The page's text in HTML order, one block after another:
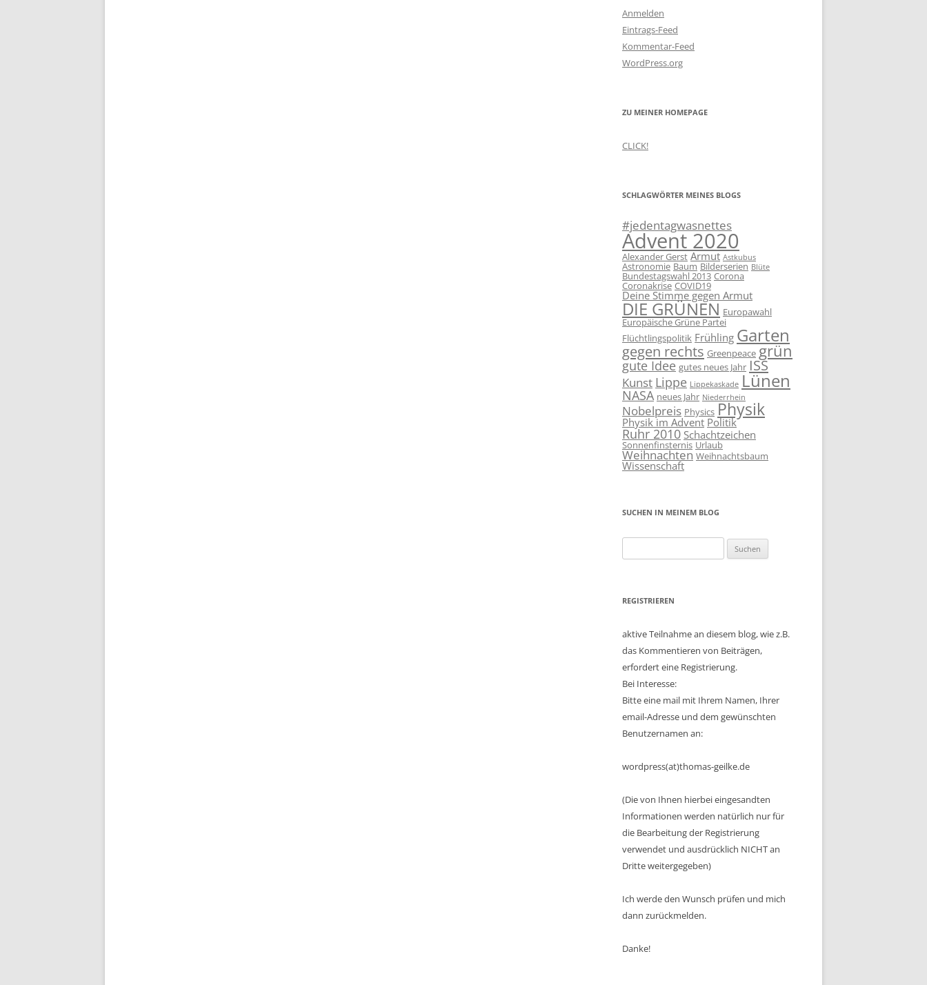
Anmelden
Eintrags-Feed
Kommentar-Feed
WordPress.org
ZU MEINER HOMEPAGE
CLICK!
SCHLAGWÖRTER MEINES BLOGS
#jedentagwasnettes
Advent 2020
Alexander Gerst Armut Astkubus
Astronomie Baum Bilderserien Blüte
Bundestagswahl 2013 Corona
Coronakrise COVID19
Deine Stimme gegen Armut
DIE GRÜNEN Europawahl
Europäische Grüne Partei
Flüchtlingspolitik Frühling Garten
gegen rechts Greenpeace grün
gute Idee gutes neues Jahr ISS
Kunst Lippe Lippekaskade Lünen
NASA neues Jahr Niederrhein
Nobelpreis Physics Physik
Physik im Advent Politik
Ruhr 2010 Schachtzeichen
Sonnenfinsternis Urlaub
Weihnachten Weihnachtsbaum
Wissenschaft
SUCHEN IN MEINEM BLOG
nach:
REGISTRIEREN
aktive Teilnahme an diesem blog, wie z.B.
das Kommentieren von Beiträgen,
erfordert eine Registrierung.
Bei Interesse:
Bitte eine mail mit Ihrem Namen, Ihrer
email-Adresse und dem gewünschten
Benutzernamen an:
wordpress(at)thomas-geilke.de
(Die von Ihnen hierbei eingesandten
Informationen werden natürlich nur für
die Bearbeitung der Registrierung
verwendet und ausdrücklich NICHT an
Dritte weitergegeben)
Ich werde den Wunsch prüfen und mich
dann zurückmelden.
Danke!